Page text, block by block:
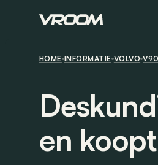
HOME INFORMATIE VOLVO V90
en